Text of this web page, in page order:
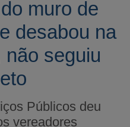
muro de
desabou na
seguiu
Públicos deu
vereadores